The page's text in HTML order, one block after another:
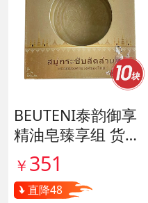
BEUTENI泰韵御享
精油皂臻享组 货号
140122
￥ 351
直降48